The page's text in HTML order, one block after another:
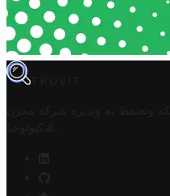
TROVIT
وتحتفظ به وتديره
شركة مخزن
التكنولوجيا